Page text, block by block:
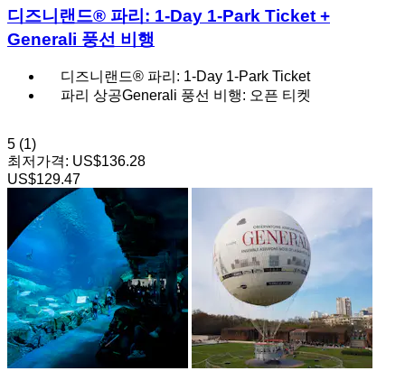
디즈니랜드® 파리: 1-Day 1-Park Ticket +
Generali 풍선 비행
디즈니랜드® 파리: 1-Day 1-Park Ticket
파리 상공Generali 풍선 비행: 오픈 티켓
5 (1)
최저가격: US$136.28
US$129.47